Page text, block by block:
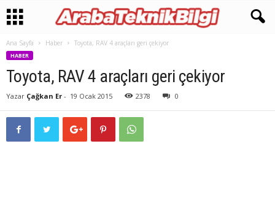
Ana Sayfa Haber Toyota, RAV 4 araçları geri çekiyor
HABER
Toyota, RAV 4 araçları geri çekiyor
Yazar Çağkan Er - 19 Ocak 2015 2378 0